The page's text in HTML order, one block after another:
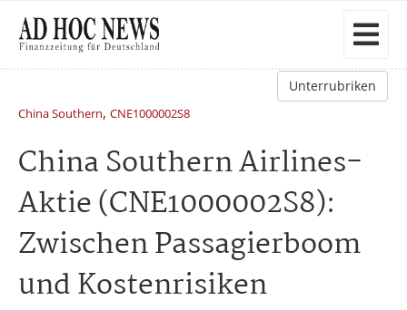
Unterrubriken
China Southern, CNE1000002S8
China Southern Airlines-
Aktie (CNE1000002S8):
Zwischen Passagierboom
und Kostenrisiken